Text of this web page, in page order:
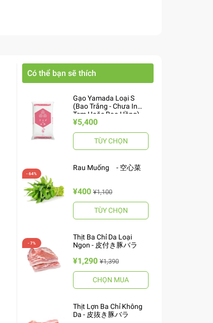
Có thể bạn sẽ thích
Gạo Yamada Loại S
(Bao Trắng - Chưa In
Tem Hoặc Bao Hồng)
10kg ヤマダお米 S
¥5,400
TÙY CHỌN
Rau Muống - 空心菜
¥400 ¥1,100
TÙY CHỌN
Thịt Ba Chỉ Da Loại
Ngon - 皮付き豚バラ
¥1,290 ¥1,390
CHỌN MUA
Thịt Lợn Ba Chỉ Không
Da - 皮抜き豚バラ